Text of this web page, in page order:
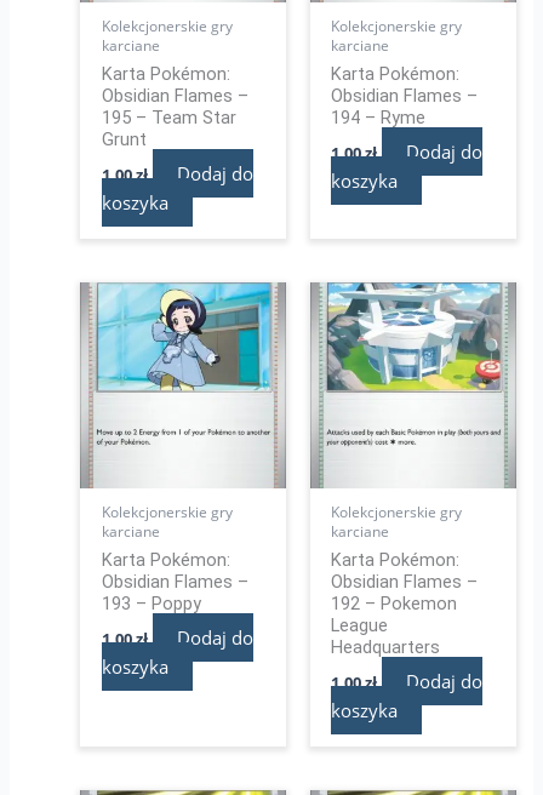
Kolekcjonerskie gry
karciane
Karta Pokémon:
Obsidian Flames –
195 – Team Star
Grunt
1,00zł
Dodaj do
koszyka
Kolekcjonerskie gry
karciane
Karta Pokémon:
Obsidian Flames –
194 – Ryme
1,00zł
Dodaj do
koszyka
Kolekcjonerskie gry
karciane
Karta Pokémon:
Obsidian Flames –
193 – Poppy
1,00zł
Dodaj do
koszyka
Kolekcjonerskie gry
karciane
Karta Pokémon:
Obsidian Flames –
192 – Pokemon
League
Headquarters
1,00zł
Dodaj do
koszyka